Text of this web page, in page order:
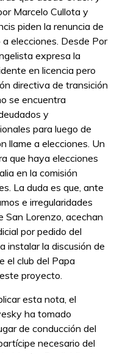
Marcelo Cullota y
piden la renuncia de
elecciones. Desde Por
expresa la
en licencia pero
directiva de transición
se encuentra
y
para luego de
llame a elecciones. Un
que haya elecciones
en la comisión
La duda es que, ante
e irregularidades
San Lorenzo, acechan
por pedido del
instalar la discusión de
el club del Papa
proyecto.
esta nota, el
ha tomado
de conducción del
necesario del